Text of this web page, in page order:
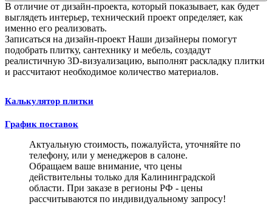
В отличие от дизайн-проекта, который показывает, как будет
выглядеть интерьер, технический проект определяет, как
именно его реализовать.
Записаться на дизайн-проект Наши дизайнеры помогут
подобрать плитку, сантехнику и мебель, создадут
реалистичную 3D-визуализацию, выполнят раскладку плитки
и рассчитают необходимое количество материалов.
Калькулятор плитки
График поставок
Актуальную стоимость, пожалуйста, уточняйте по
телефону, или у менеджеров в салоне.
Обращаем ваше внимание, что цены
действительны только для Калининградской
области. При заказе в регионы РФ - цены
рассчитываются по индивидуальному запросу!